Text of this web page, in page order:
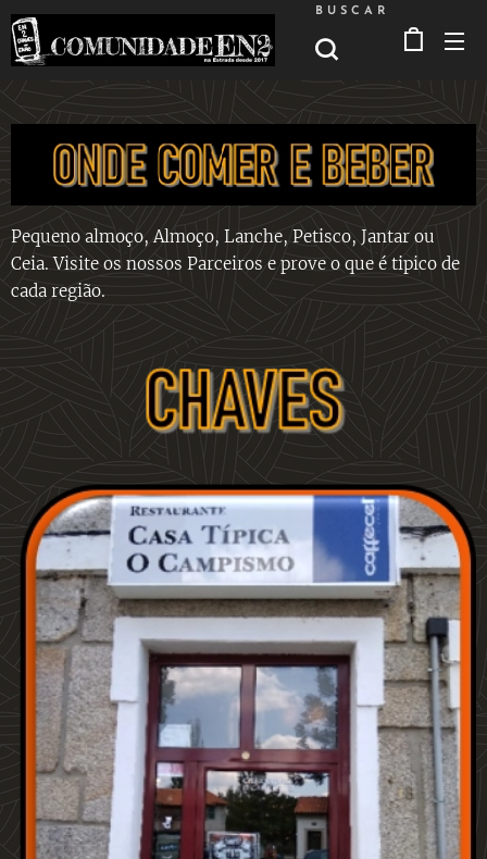
BUSCAR
Pequeno almoço, Almoço, Lanche, Petisco, Jantar ou
Ceia. Visite os nossos Parceiros e prove o que é tipico de
cada região.